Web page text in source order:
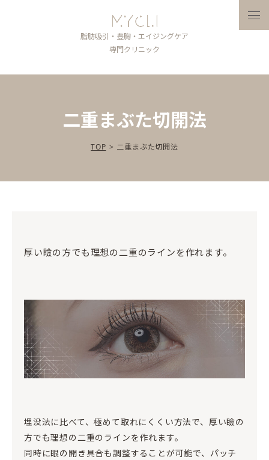
脂肪吸引・豊胸・エイジングケア
専門クリニック
メ
二重まぶた切開法
TOP > 二重まぶた切開法
厚い瞼の方でも理想の二重のラインを作れます。
埋没法に比べて、極めて取れにくくい方法で、厚い瞼の
方でも理想の二重のラインを作れます。
同時に眼の開き具合も調整することが可能で、パッチ